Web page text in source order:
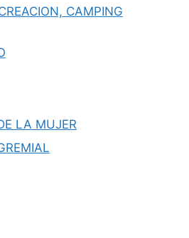
CAMPING
LA MUJER